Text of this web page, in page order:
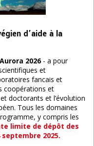
d’aide à la
Aurora 2026- a pour
et
fancais et
coopérations et
doctorants et l’évolution
Tous les domaines
y compris les
limite de dépôt des
2025.